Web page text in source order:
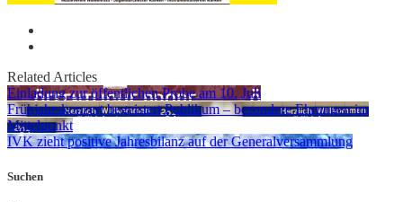
Related Articles
Einladung zur öffentlichen Probe am 10. Juli
Frühjahrskonzert begeistert Publikum – besondere Ehrungen im
Mittelpunkt
IVK zieht positive Jahresbilanz auf der Generalversammlung
Suchen